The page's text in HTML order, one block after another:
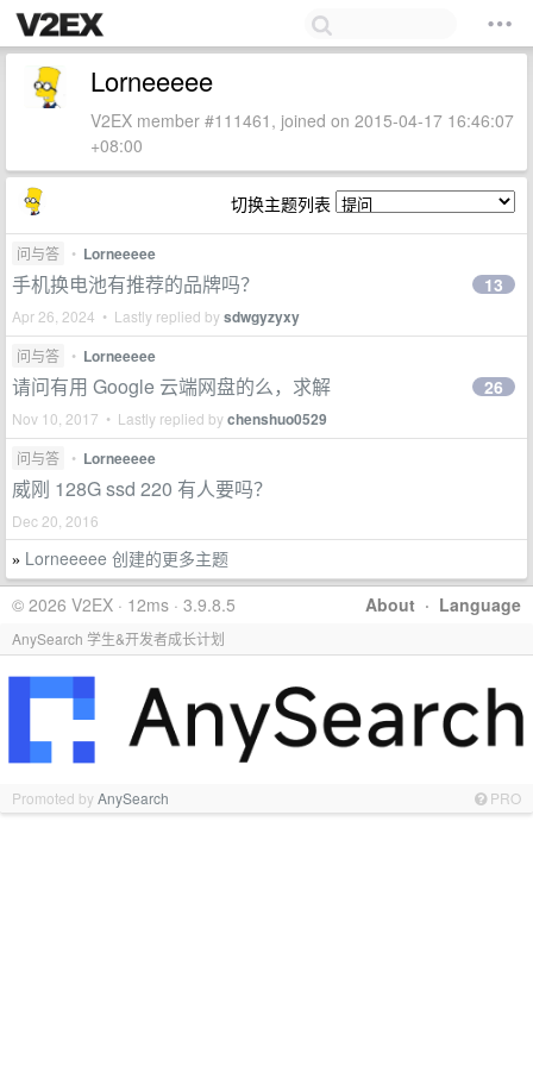
Lorneeeee
V2EX member #111461, joined on 2015-04-17 16:46:07
+08:00
切换主题列表
问与答 • Lorneeeee
手机换电池有推荐的品牌吗？
Apr 26, 2024 • Lastly replied bysdwgyzyxy
13
问与答 • Lorneeeee
请问有用 Google 云端网盘的么，求解
Nov 10, 2017 • Lastly replied bychenshuo0529
26
问与答 • Lorneeeee
威刚 128G ssd 220 有人要吗？
Dec 20, 2016
» Lorneeeee 创建的更多主题
About · Language
© 2026 V2EX · 12ms · 3.9.8.5
AnySearch 学生&开发者成长计划
Promoted byAnySearch PRO